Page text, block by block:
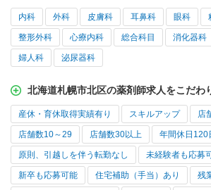
内科 外科 皮膚科 耳鼻科 眼科
整形外科 心療内科 総合科目 消化器科
婦人科 泌尿器科
北海道札幌市北区の薬剤師求人をこだわ
産休・育休取得実績有り スキルアップ 店
店舗数10～29 店舗数30以上 年間休日120
原則、引越しを伴う転勤なし 未経験者も応募
新卒も応募可能 住宅補助（手当）あり 残